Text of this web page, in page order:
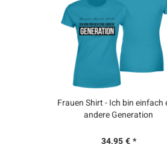
Frauen Shirt - Ich bin einfach
andere Generation
34,95 € *